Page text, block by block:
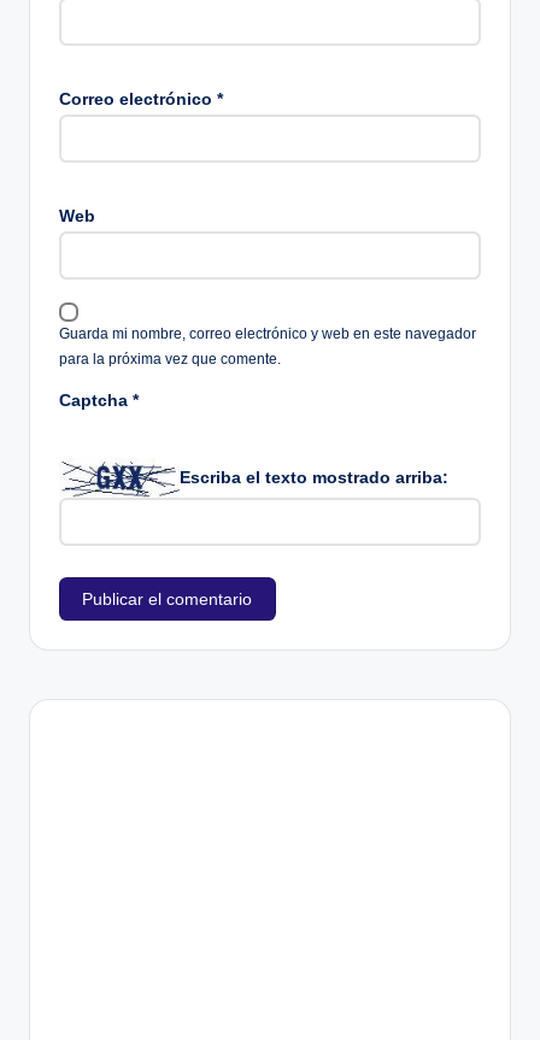
Correo electrónico *
Web
Guarda mi nombre, correo electrónico y web en este navegador
para la próxima vez que comente.
Captcha *
Escriba el texto mostrado arriba: